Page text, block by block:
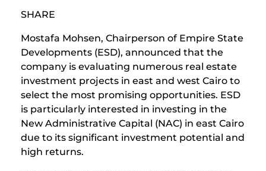
SHARE
Mostafa Mohsen, Chairperson of Empire State
Developments (ESD), announced that the
company is evaluating numerous real estate
investment projects in east and west Cairo to
select the most promising opportunities. ESD
is particularly interested in investing in the
New Administrative Capital (NAC) in east Cairo
due to its significant investment potential and
high returns.